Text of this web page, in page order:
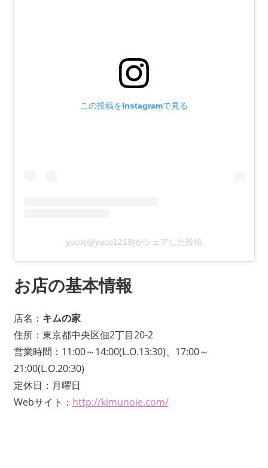
この投稿をInstagramで見る
yuco(@yuco1213)がシェアした投稿
お店の基本情報
店名： キムの家
住所：東京都中央区佃2丁目20-2
営業時間：11:00～14:00(L.O.13:30)、17:00～
21:00(L.O.20:30)
定休日：月曜日
Webサイト： http://kimunoie.com/